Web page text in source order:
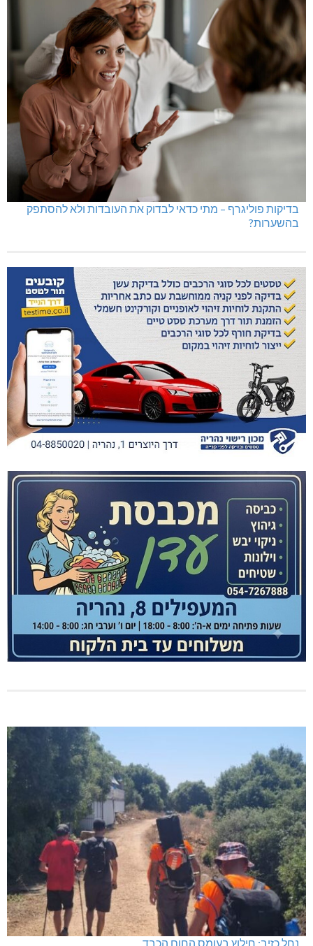
בדיקות פוליגרף – מתי כדאי לבדוק את העובדות ולא להסתפק
בהשערות?
נחל כזיב: חילוץ בעומס החום הכבד